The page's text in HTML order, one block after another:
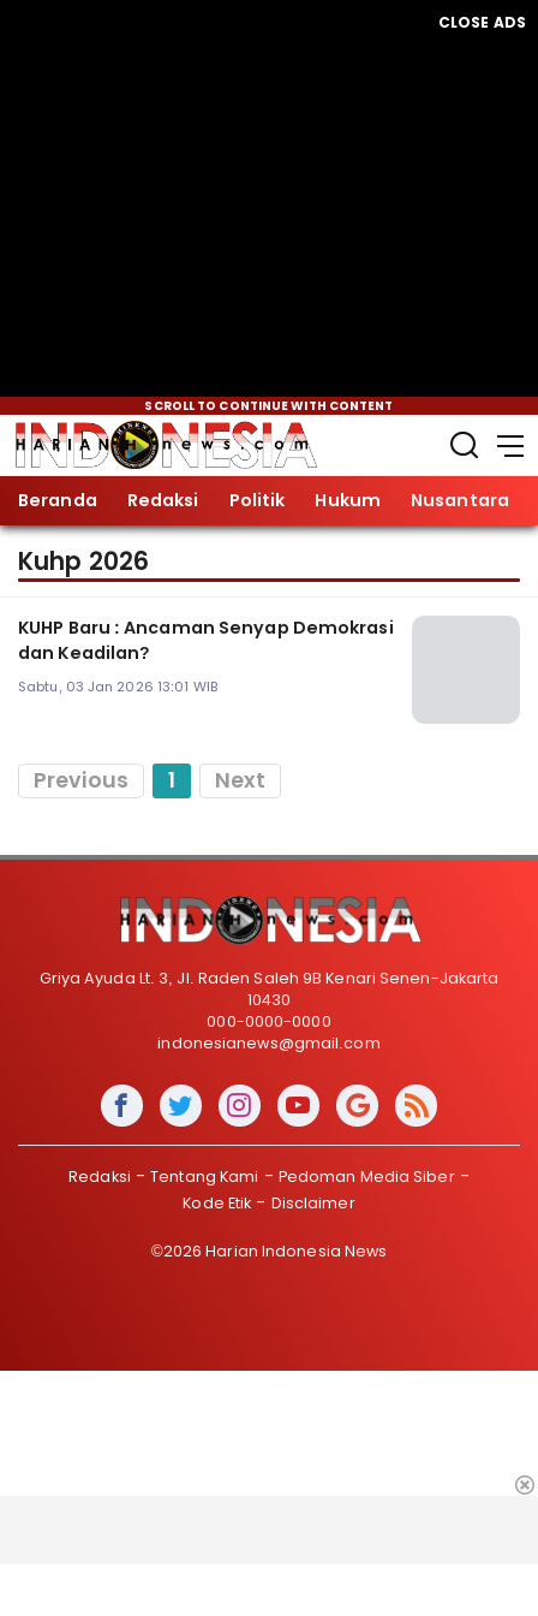
CLOSE ADS
SCROLL TO CONTINUE WITH CONTENT
Beranda Redaksi Politik Hukum Nusantara
Kuhp 2026
KUHP Baru : Ancaman Senyap Demokrasi
dan Keadilan?
Sabtu, 03 Jan 2026 13:01 WIB
Previous 1 Next
Griya Ayuda Lt. 3, Jl. Raden Saleh 9B Kenari Senen-Jakarta
10430
000-0000-0000
indonesianews@gmail.com
Redaksi Tentang Kami
Pedoman Media Siber
Kode Etik
Disclaimer
©2026 Harian Indonesia News